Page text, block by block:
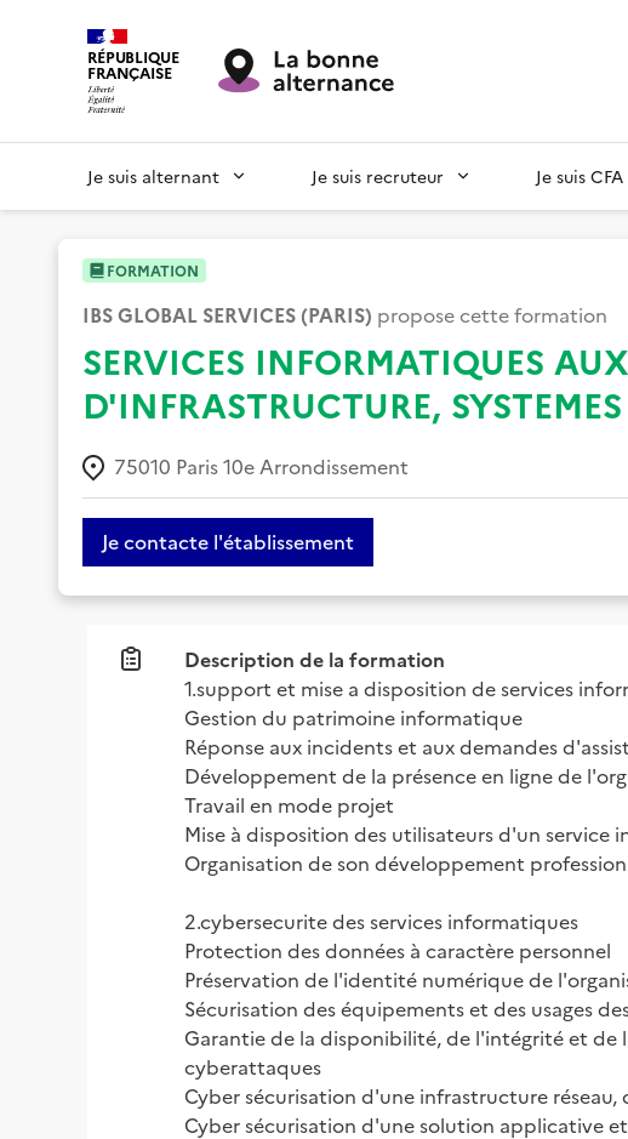
RÉPUBLIQUE
FRANÇAISE
Je suis alternant Je suis recruteur Je suis CFA
FORMATION
IBS GLOBAL SERVICES (PARIS) propose cette formation
SERVICES INFORMATIQUES
D'INFRASTRUCTURE,
75010 Paris 10e Arrondissement
Je contacte l'établissement
Description de la formation
1.support et mise a disposition de services
Gestion du patrimoine informatique
Réponse aux incidents et aux demandes
Développement de la présence en ligne de
Travail en mode projet
Mise à disposition des utilisateurs d'un service
Organisation de son développement
2.cybersecurite des services informatiques
Protection des données à caractère personnel
Préservation de l'identité numérique de
Sécurisation des équipements et des usages
Garantie de la disponibilité, de l'intégrité et de
cyberattaques
Cyber sécurisation d'une infrastructure
Cyber sécurisation d'une solution applicative